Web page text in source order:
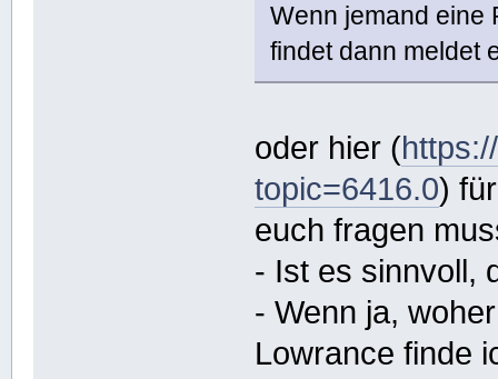
Wenn jemand
findet dann meldet
oder hier (
topic=6416.0)
euch fragen
- Ist es sinnvoll,
- Wenn ja,
Lowrance finde